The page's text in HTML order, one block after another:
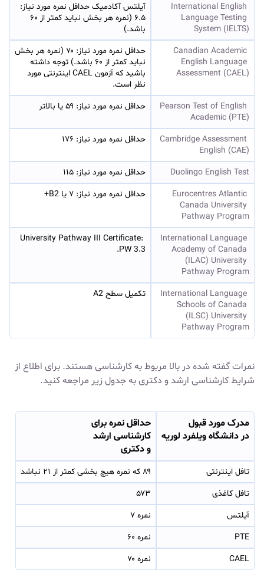
International English
Language Testing
System (IELTS)
باشد.)
Canadian Academic
English Language
Assessment (CAEL)
نظر است.
Pearson Test of English
Academic (PTE)
حداقل نمره مورد نیاز: ۵۹ یا بالاتر
Cambridge Assessment
English (CAE)
حداقل نمره مورد نیاز: ۱۷۶
Duolingo English Test
حداقل نمره مورد نیاز: ۱۱۵
Eurocentres Atlantic
Canada University
Pathway Program
حداقل نمره مورد نیاز: ۷ یا B2+
International Language
Academy of Canada
(ILAC) University
Pathway Program
University Pathway III Certificate:
PW 3.3.
International Language
Schools of Canada
(ILSC) University
Pathway Program
تکمیل سطح A2
نمرات گفته شده در بالا مربوط به کارشناسی هستند. برای اطلاع از
شرایط کارشناسی ارشد و دکتری به جدول زیر مراجعه کنید.
مدرک مورد قبول
در دانشگاه ویلفرد لوریه
حداقل نمره برای
کارشناسی ارشد
و دکتری
تافل اینترنتی
۸۹ که نمره هیچ بخشی کمتر از ۲۱ نباشد
تافل کاغذی
۵۷۳
آیلتس
نمره ۷
PTE
نمره ۶۰
CAEL
نمره ۷۰